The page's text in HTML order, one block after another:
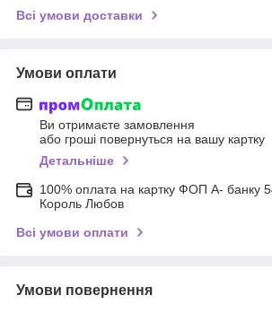
Всі умови доставки
Умови оплати
Ви отримаєте замовлення
або гроші повернуться на вашу картку
Детальніше
100% оплата на картку ФОП А- банку
Король Любов
Всі умови оплати
Умови повернення